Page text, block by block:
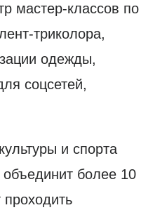
мастер-классов по
триколора,
одежды,
соцсетей,
и спорта
более 10